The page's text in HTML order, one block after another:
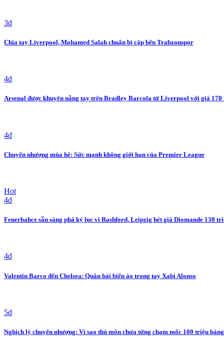
3d
Chia tay Liverpool, Mohamed Salah chuẩn bị cập bến Trabzonspor
4d
Arsenal được khuyên nẫng tay trên Bradley Barcola từ Liverpool với giá 170
4d
Chuyển nhượng mùa hè: Sức mạnh không giới hạn của Premier League
Hot
4d
Fenerbahce sẵn sàng phá kỷ lục vì Rashford, Leipzig hét giá Diomande 130
4d
Valentin Barco đến Chelsea: Quân bài biến ảo trong tay Xabi Alonso
5d
Nghịch lý chuyển nhượng: Vì sao thủ môn chưa từng chạm mốc 100 triệu bảng